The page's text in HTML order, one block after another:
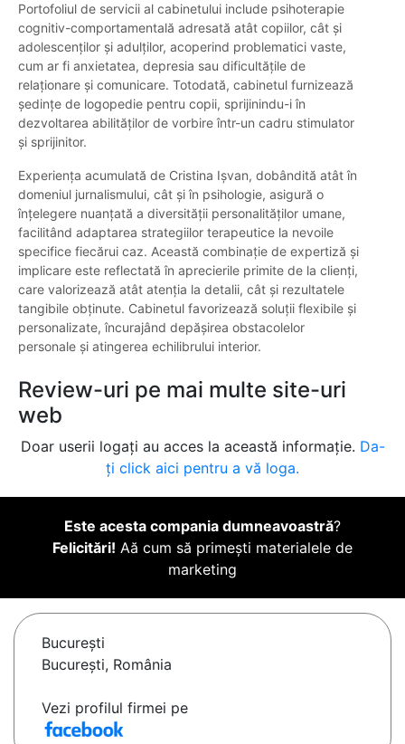
Portofoliul de servicii al cabinetului include psihoterapie
cognitiv-comportamentală adresată atât copiilor, cât și
adolescenților și adulților, acoperind problematici vaste,
cum ar fi anxietatea, depresia sau dificultățile de
relaționare și comunicare. Totodată, cabinetul furnizează
ședințe de logopedie pentru copii, sprijinindu-i în
dezvoltarea abilităților de vorbire într-un cadru stimulator
și sprijinitor.
Experiența acumulată de Cristina Ișvan, dobândită atât în
domeniul jurnalismului, cât și în psihologie, asigură o
înțelegere nuanțată a diversității personalităților umane,
facilitând adaptarea strategiilor terapeutice la nevoile
specifice fiecărui caz. Această combinație de expertiză și
implicare este reflectată în aprecierile primite de la clienți,
care valorizează atât atenția la detalii, cât și rezultatele
tangibile obținute. Cabinetul favorizează soluții flexibile și
personalizate, încurajând depășirea obstacolelor
personale și atingerea echilibrului interior.
Review-uri pe mai multe site-uri
web
Doar userii logați au acces la această informație. Da-
ți click aici pentru a vă loga.
Este acesta compania dumneavoastră?
Felicitări! Aă cum să primești materialele de
marketing
Bucureşti
București, România
Vezi profilul firmei pe